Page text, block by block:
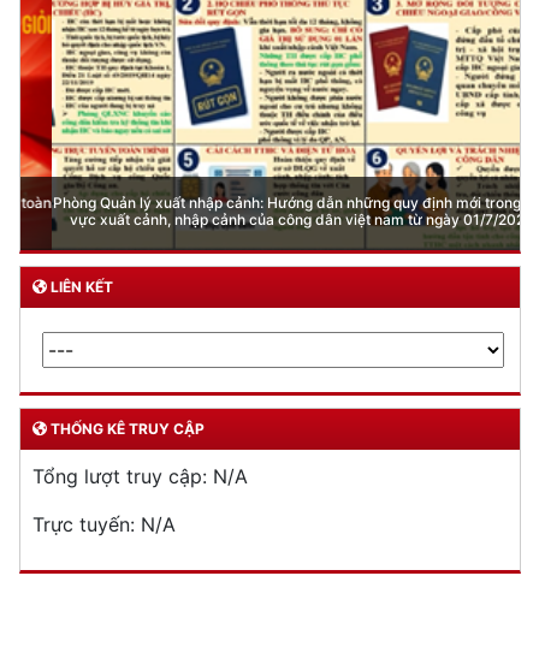
Phòng Quản lý xuất nhập cảnh: Hướng dẫn những quy định mới trong lĩnh
vực xuất cảnh, nhập cảnh của công dân việt nam từ ngày 01/7/2026
LIÊN KẾT
THỐNG KÊ TRUY CẬP
Tổng lượt truy cập: N/A
Trực tuyến: N/A